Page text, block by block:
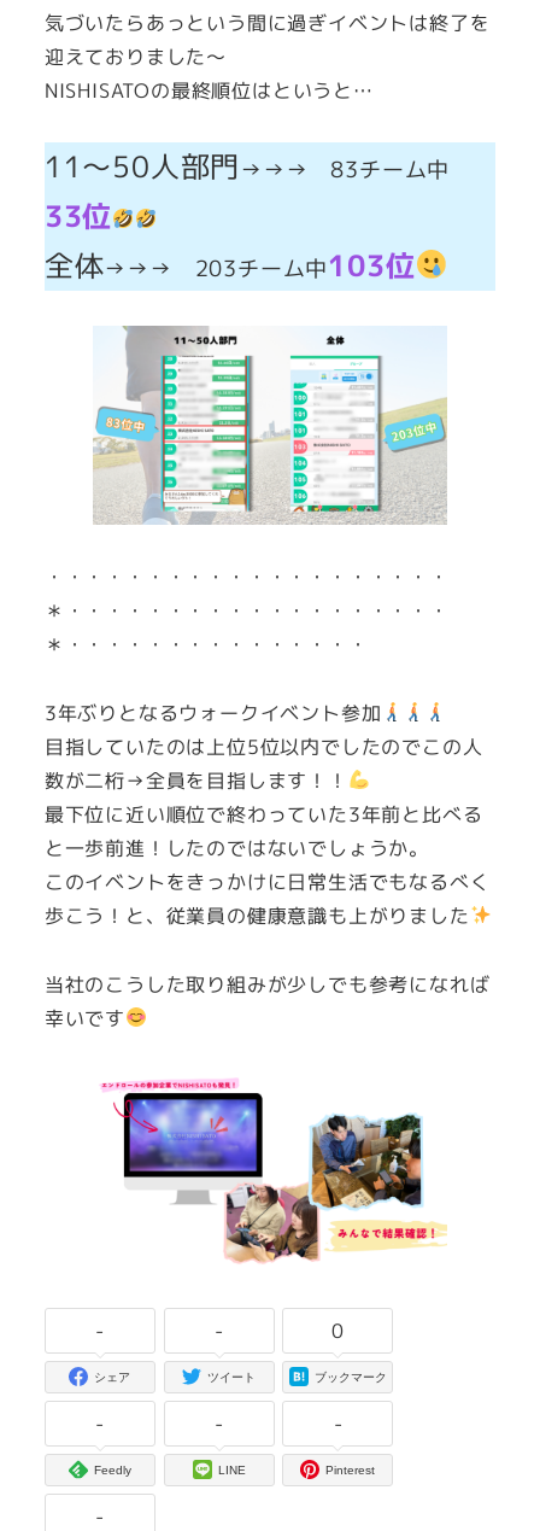
気づいたらあっという間に過ぎイベントは終了を
迎えておりました～
NISHISATOの最終順位はというと…
11～50人部門 →→→ 83チーム中
33位
全体→→→ 203チーム中103位
・・・・・・・・・・・・・・・・・・・・
＊・・・・・・・・・・・・・・・・・・・
＊・・・・・・・・・・・・・・・
3年ぶりとなるウォークイベント参加
目指していたのは上位5位以内でしたのでこの人
数が二桁→全員を目指します！！
最下位に近い順位で終わっていた3年前と比べる
と一歩前進！したのではないでしょうか。
このイベントをきっかけに日常生活でもなるべく
歩こう！と、従業員の健康意識も上がりました
当社のこうした取り組みが少しでも参考になれば
幸いです
-
シェア
-
ツイート
0
ブックマーク
-
Feedly
-
LINE
-
Pinterest
-